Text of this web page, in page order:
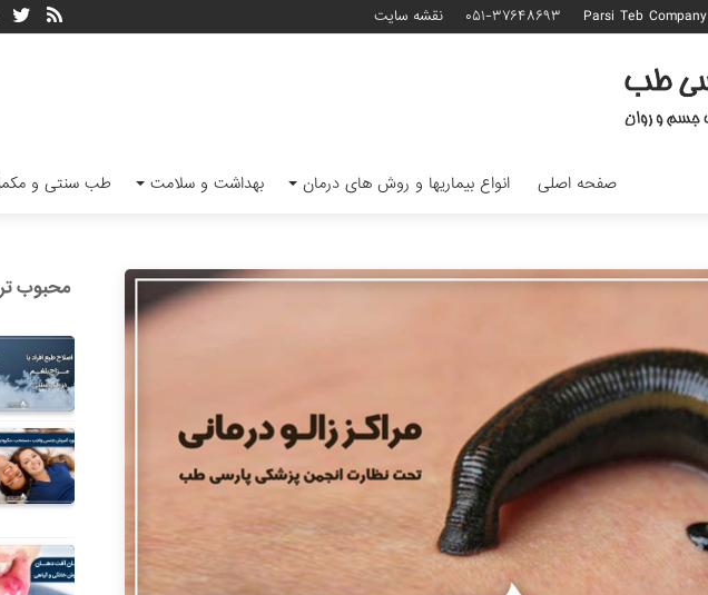
Parsi Teb Company ۰۵۱-۳۷۶۴۸۶۹۳ نقشه سایت
صفحه اصلی انواع بیماریها و روش های درمان بهداشت و سلامت طب سنتی و
محبوب